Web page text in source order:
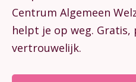
Centrum Algemeen
helpt je op weg. Gratis,
vertrouwelijk.